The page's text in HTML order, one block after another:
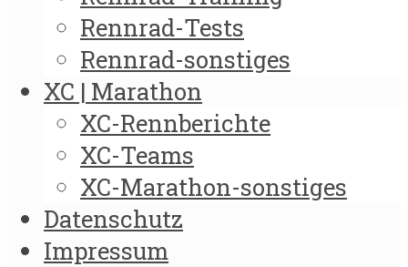
Rennrad-Tests
Rennrad-sonstiges
XC | Marathon
XC-Rennberichte
XC-Teams
XC-Marathon-sonstiges
Datenschutz
Impressum